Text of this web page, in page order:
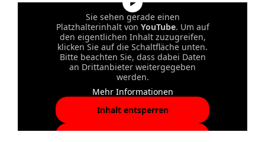
Sie sehen gerade einen
Platzhalterinhalt von YouTube. Um auf
den eigentlichen Inhalt zuzugreifen,
klicken Sie auf die Schaltfläche unten.
Bitte beachten Sie, dass dabei Daten
an Drittanbieter weitergegeben
werden.
Mehr Informationen
Inhalt entsperren